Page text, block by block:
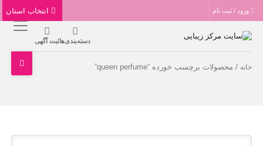
ورود / ثبت نام
دسته‌بندی‌هاثبت آگهی
خانه / محصولات برچسب خورده “queen perfume”